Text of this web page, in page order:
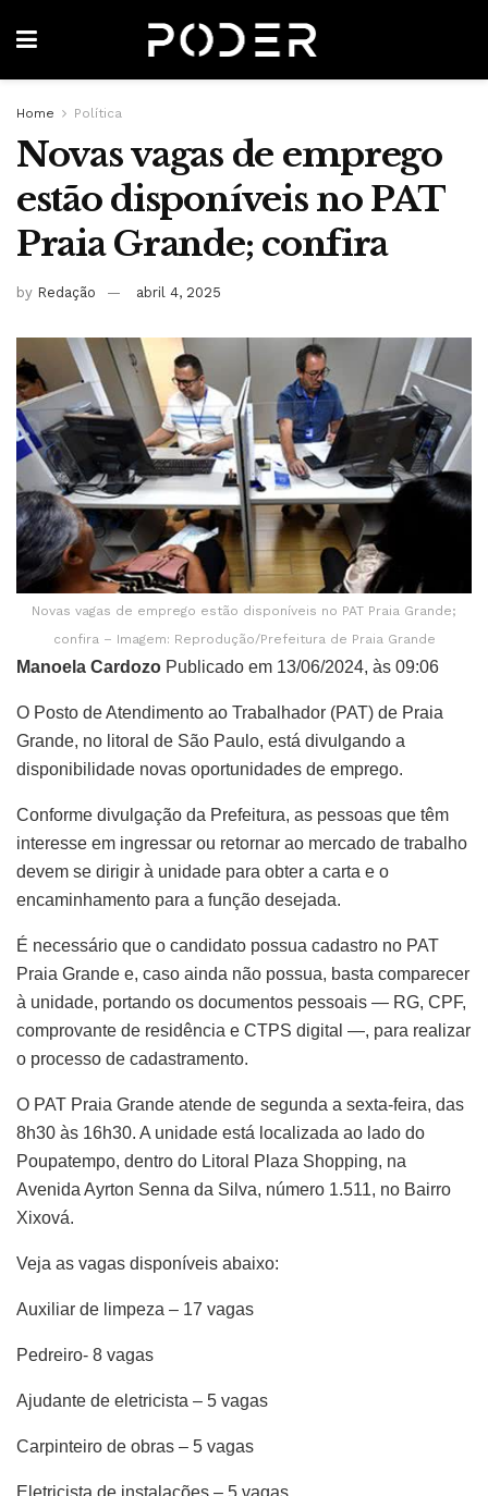
Home Política
Novas vagas de emprego
estão disponíveis no PAT
Praia Grande; confira
by Redação abril 4, 2025
Novas vagas de emprego estão disponíveis no PAT Praia Grande;
confira – Imagem: Reprodução/Prefeitura de Praia Grande
Manoela Cardozo Publicado em 13/06/2024, às 09:06
O Posto de Atendimento ao Trabalhador (PAT) de Praia
Grande, no litoral de São Paulo, está divulgando a
disponibilidade novas oportunidades de emprego.
Conforme divulgação da Prefeitura, as pessoas que têm
interesse em ingressar ou retornar ao mercado de trabalho
devem se dirigir à unidade para obter a carta e o
encaminhamento para a função desejada.
É necessário que o candidato possua cadastro no PAT
Praia Grande e, caso ainda não possua, basta comparecer
à unidade, portando os documentos pessoais — RG, CPF,
comprovante de residência e CTPS digital —, para realizar
o processo de cadastramento.
O PAT Praia Grande atende de segunda a sexta-feira, das
8h30 às 16h30. A unidade está localizada ao lado do
Poupatempo, dentro do Litoral Plaza Shopping, na
Avenida Ayrton Senna da Silva, número 1.511, no Bairro
Xixová.
Veja as vagas disponíveis abaixo:
Auxiliar de limpeza – 17 vagas
Pedreiro- 8 vagas
Ajudante de eletricista – 5 vagas
Carpinteiro de obras – 5 vagas
Eletricista de instalações – 5 vagas